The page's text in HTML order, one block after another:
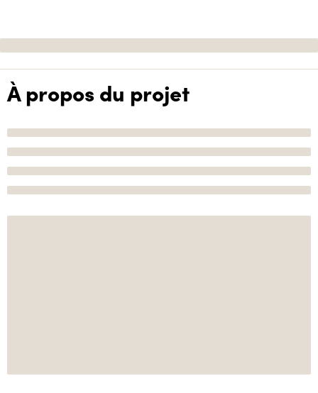
À propos du projet